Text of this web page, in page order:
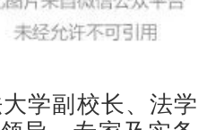
学副校长、法